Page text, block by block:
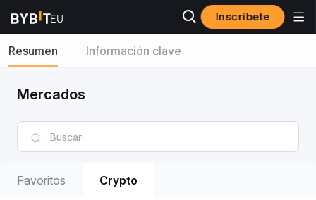
Inscríbete
Resumen Información clave
Mercados
Favoritos Crypto